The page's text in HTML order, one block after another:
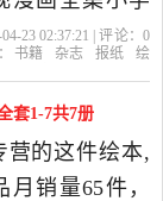
动漫故事书6-
益智课外阅
年齐齐图书专
,杂志,报纸当
23 02:37:21 | 评论： 0
书籍 杂志 报纸
绘
套1-7共7册
营的这件绘本,
月销量65件，